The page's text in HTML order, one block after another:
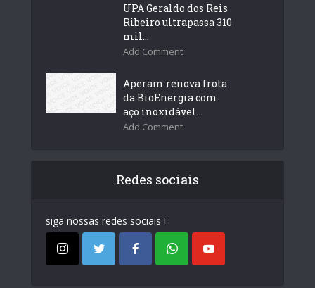
UPA Geraldo dos Reis
Ribeiro ultrapassa 310
mil...
Add Comment
Aperam renova frota
da BioEnergia com
aço inoxidável...
Add Comment
Redes sociais
siga nossas redes sociais !